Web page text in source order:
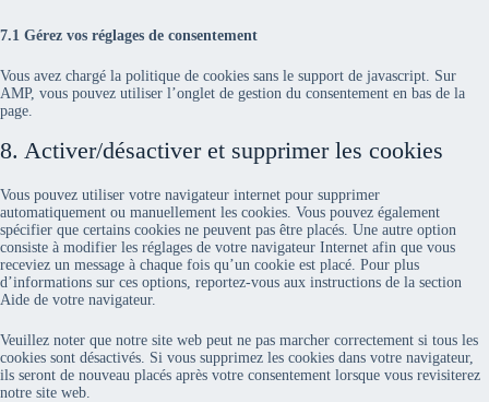
7.1 Gérez vos réglages de consentement
Vous avez chargé la politique de cookies sans le support de javascript. Sur
AMP, vous pouvez utiliser l’onglet de gestion du consentement en bas de la
page.
8. Activer/désactiver et supprimer les cookies
Vous pouvez utiliser votre navigateur internet pour supprimer
automatiquement ou manuellement les cookies. Vous pouvez également
spécifier que certains cookies ne peuvent pas être placés. Une autre option
consiste à modifier les réglages de votre navigateur Internet afin que vous
receviez un message à chaque fois qu’un cookie est placé. Pour plus
d’informations sur ces options, reportez-vous aux instructions de la section
Aide de votre navigateur.
Veuillez noter que notre site web peut ne pas marcher correctement si tous les
cookies sont désactivés. Si vous supprimez les cookies dans votre navigateur,
ils seront de nouveau placés après votre consentement lorsque vous revisiterez
notre site web.